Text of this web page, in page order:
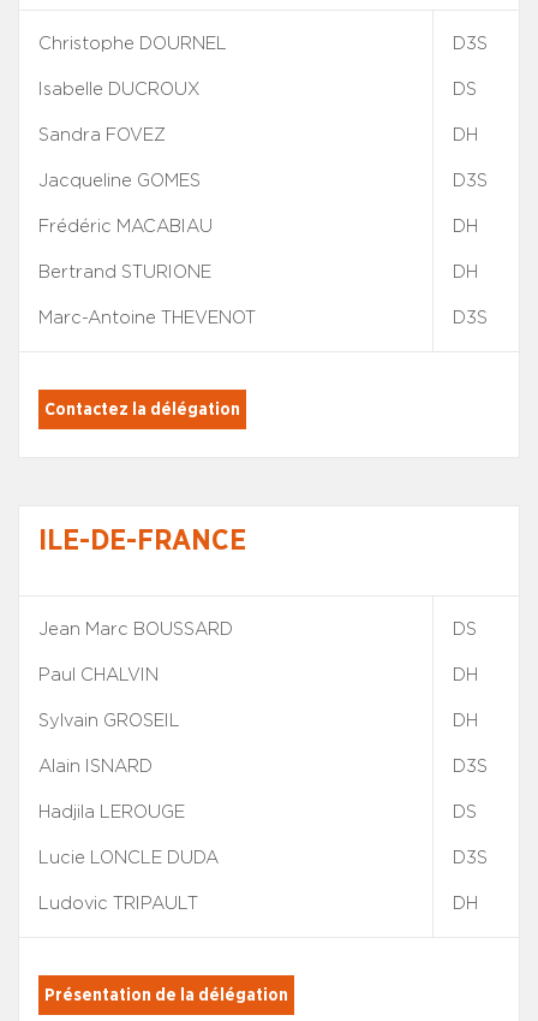
Christophe DOURNEL
Isabelle DUCROUX
Sandra FOVEZ
Jacqueline GOMES
Frédéric MACABIAU
Bertrand STURIONE
Marc-Antoine THEVENOT
D3S
DS
DH
D3S
DH
DH
D3S
Contactez la délégation
ILE-DE-FRANCE
Jean Marc BOUSSARD
Paul CHALVIN
Sylvain GROSEIL
Alain ISNARD
Hadjila LEROUGE
Lucie LONCLE DUDA
Ludovic TRIPAULT
DS
DH
DH
D3S
DS
D3S
DH
Présentation de la délégation